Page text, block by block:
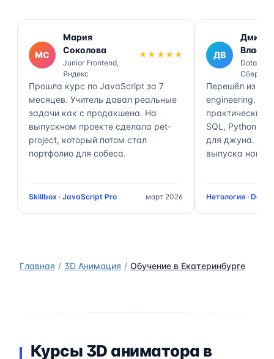
МС
Мария
Соколова
Junior Frontend,
Яндекс
★★★★★
Прошла курс по JavaScript за 7
месяцев. Учитель давал реальные
задачи как с продакшена. На
выпускном проекте сделала pet-
project, который потом стал
портфолио для собеса.
Skillbox · JavaScript Pro март 2026
ДВ
Власов
Data
Сбер
Перешёл из
engineering.
практически
SQL, Python,
для джуна.
выпуска нашёл
Нетология · Data
Главная 3D Анимация Обучение в Екатеринбурге
Курсы 3D аниматора в